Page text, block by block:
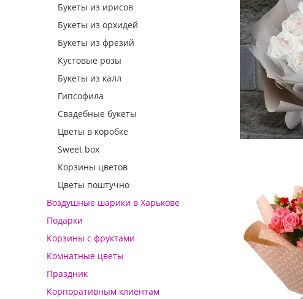
Букеты из ирисов
Букеты из орхидей
Букеты из фрезий
Кустовые розы
Букеты из калл
Гипсофила
Свадебные букеты
Цветы в коробке
Sweet box
Корзины цветов
Цветы поштучно
Воздушные шарики в Харькове
Подарки
Корзины с фруктами
Комнатные цветы
Праздник
Корпоративным клиентам